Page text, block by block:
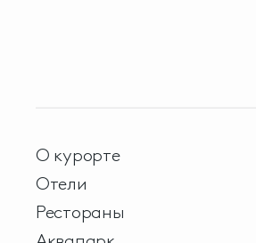
О курорте
Отели
Рестораны